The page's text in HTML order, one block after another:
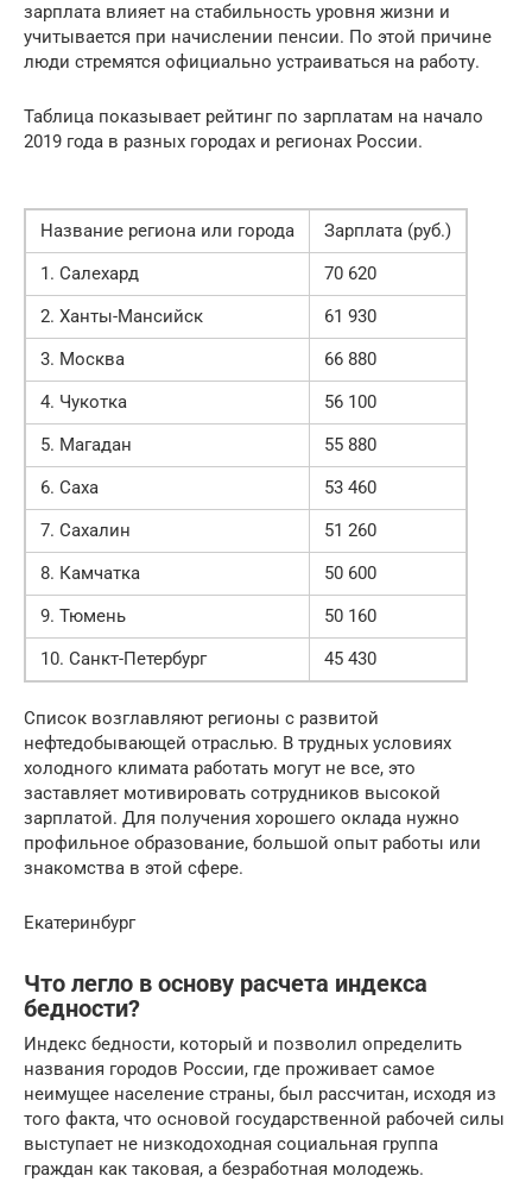
зарплата влияет на стабильность уровня жизни и
учитывается при начислении пенсии. По этой причине
люди стремятся официально устраиваться на работу.
Таблица показывает рейтинг по зарплатам на начало
2019 года в разных городах и регионах России.
Название региона или города
Зарплата (руб.)
1. Салехард
70 620
2. Ханты-Мансийск
61 930
3. Москва
66 880
4. Чукотка
56 100
5. Магадан
55 880
6. Саха
53 460
7. Сахалин
51 260
8. Камчатка
50 600
9. Тюмень
50 160
10. Санкт-Петербург
45 430
Список возглавляют регионы с развитой
нефтедобывающей отраслью. В трудных условиях
холодного климата работать могут не все, это
заставляет мотивировать сотрудников высокой
зарплатой. Для получения хорошего оклада нужно
профильное образование, большой опыт работы или
знакомства в этой сфере.
Екатеринбург
Что легло в основу расчета индекса
бедности?
Индекс бедности, который и позволил определить
названия городов России, где проживает самое
неимущее население страны, был рассчитан, исходя из
того факта, что основой государственной рабочей силы
выступает не низкодоходная социальная группа
граждан как таковая, а безработная молодежь.